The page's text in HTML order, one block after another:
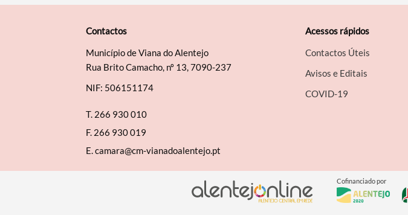
Contactos
Município de Viana do Alentejo
Rua Brito Camacho, nº 13, 7090-237
NIF: 506151174
T. 266 930 010
F. 266 930 019
E.camara@cm-vianadoalentejo.pt
Acessos rápidos
Contactos Úteis
Avisos e Editais
COVID-19
Cofinanciado por